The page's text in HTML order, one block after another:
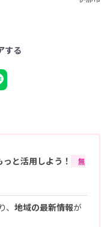
する
と活用しよう！
無
地域の最新情報が